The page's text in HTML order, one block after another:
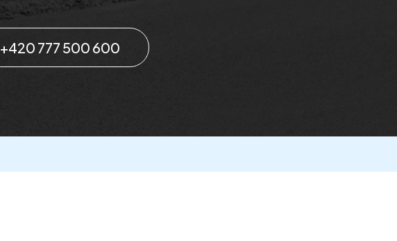
+420 777 500 600